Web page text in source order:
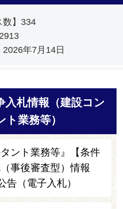
】 334
2026年7月14日
入札情報（建設コン
ト業務等）
タント業務等』【条件
事後審査型）情報
告（電子入札）